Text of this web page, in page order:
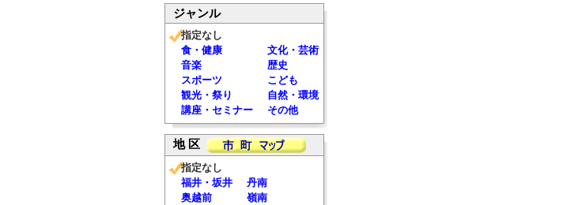
ジャンル
指定なし
食・健康
文化・芸術
音楽
歴史
スポーツ
こども
観光・祭り
自然・環境
講座・セミナー
その他
地 区
指定なし
福井・坂井
丹南
奥越前
嶺南